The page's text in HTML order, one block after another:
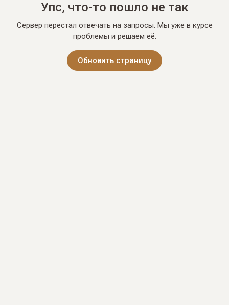
Упс, что-то пошло не так
Сервер перестал отвечать на запросы. Мы уже в курсе
проблемы и решаем её.
Обновить страницу